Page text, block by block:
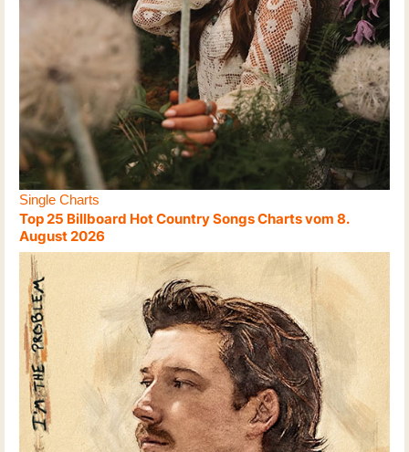
Single Charts
Top 25 Billboard Hot Country Songs Charts vom 8.
August 2026